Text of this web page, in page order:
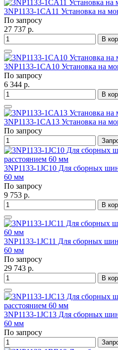
3NP1133-1CA11 Установка на
По запросу
27 737 р.
В
3NP1133-1CA10 Установка на
По запросу
6 344 р.
В
3NP1133-1CA13 Установка на
По запросу
3NP1133-1JC10 Для сборных
60 мм
По запросу
9 753 р.
В
3NP1133-1JC11 Для сборных
60 мм
По запросу
29 743 р.
В
3NP1133-1JC13 Для сборных
60 мм
По запросу